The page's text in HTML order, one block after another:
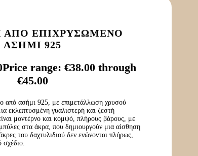
ΑΠΌ ΕΠΙΧΡΥΣΩΜΈΝΟ
ΑΣΉΜΙ 925
Price range: €38.00 through
€45.00
από ασήμι 925, με επιμετάλλωση χρυσού
εκλεπτυσμένη γυαλιστερή και ζεστή
μοντέρνο και κομψό, πλήρους βάρους, με
στα άκρα, που δημιουργούν μια αίσθηση
του δαχτυλιδιού δεν ενώνονται πλήρως,
σχέδιο.